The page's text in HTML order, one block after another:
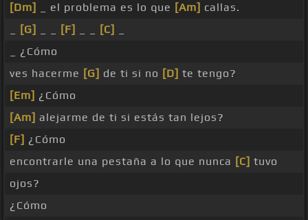
[Dm]
_ el problema es lo que [Am] callas.
[G] [F] [C]
_ ¿Cómo
ves hacerme [G] de ti si no [D] te tengo?
[Em] ¿Cómo
[Am] alejarme de ti si estás tan lejos?
[F] ¿Cómo
encontrarle una pestaña a lo que nunca [C] tuvo
ojos?
¿Cómo